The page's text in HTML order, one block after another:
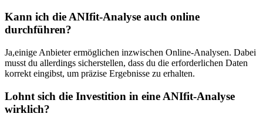
Kann ich die ‌ANIfit-Analyse​ auch ⁣online
durchführen?
Ja,einige Anbieter ermöglichen​ inzwischen Online-Analysen. Dabei
musst du allerdings sicherstellen,⁢ dass ‌du⁤ die erforderlichen ⁤Daten
korrekt ⁤eingibst,⁣ um präzise⁢ Ergebnisse zu⁣ erhalten.
Lohnt ⁢sich​ die Investition in eine ANIfit-Analyse
‌wirklich?